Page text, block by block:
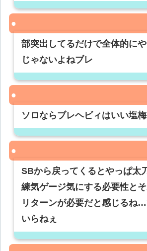
部突出してるだけで全体的に
じゃないよねブレ
ソロならブレヘビィはいい塩
SBから戻ってくるとやっぱ太
練気ゲージ気にする必要性と
リターンが必要だと感じるね
いらねぇ